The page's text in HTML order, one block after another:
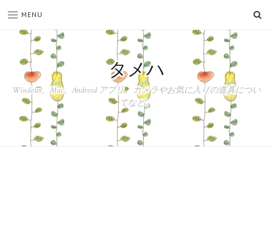
MENU
タメハ
Windows、Mac、Android アプリ、カメラやお気に入りの道具につい
てなど。